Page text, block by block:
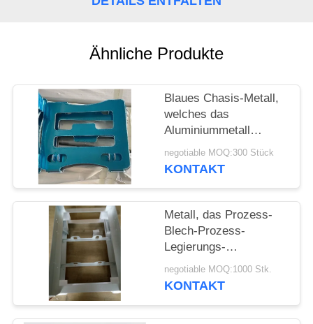
Ähnliche Produkte
Blaues Chasis-Metall,
welches das
Aluminiummetall
stempelt Gray Bracket
CNC maschinelle
negotiable MOQ:300 Stück
KONTAKT
Metall, das Prozess-
Blech-Prozess-
Legierungs-
Aluminiumkasten für
Pulver-überzogenes
negotiable MOQ:1000 Stk.
KONTAKT